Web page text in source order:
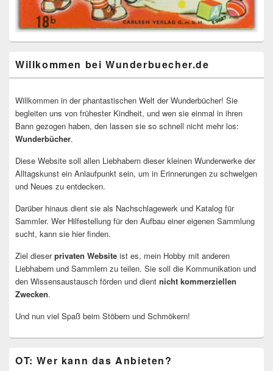
Willkommen bei Wunderbuecher.de
Willkommen in der phantastischen Welt der Wunderbücher! Sie
begleiten uns von frühester Kindheit, und wen sie einmal in ihren
Bann gezogen haben, den lassen sie so schnell nicht mehr los:
Wunderbücher.
Diese Website soll allen Liebhabern dieser kleinen Wunderwerke der
Alltagskunst ein Anlaufpunkt sein, um in Erinnerungen zu schwelgen
und Neues zu entdecken.
Darüber hinaus dient sie als Nachschlagewerk und Katalog für
Sammler. Wer Hilfestellung für den Aufbau einer eigenen Sammlung
sucht, kann sie hier finden.
Ziel dieserprivaten Website ist es, mein Hobby mit anderen
Liebhabern und Sammlern zu teilen. Sie soll die Kommunikation und
den Wissensaustausch förden und dient nicht kommerziellen
Zwecken.
Und nun viel Spaß beim Stöbern und Schmökern!
OT: Wer kann das Anbieten?